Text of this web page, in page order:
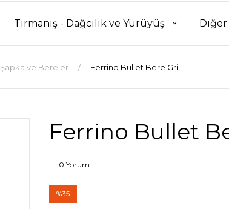
Tırmanış - Dağcılık ve Yürüyüş Diğer
Şapka ve Bereler Ferrino Bullet Bere Gri
Ferrino Bullet
0 Yorum
%35